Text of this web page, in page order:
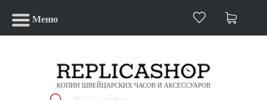
Меню
КОПИИ ШВЕЙЦАРСКИХ ЧАСОВ И АКСЕССУАРОВ